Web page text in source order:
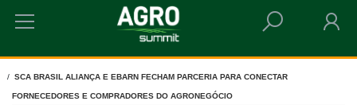
HOME
SCA BRASIL ALIANÇA E EBARN FECHAM PARCERIA PARA CONECTAR
FORNECEDORES E COMPRADORES DO AGRONEGÓCIO